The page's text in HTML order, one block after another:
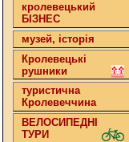
кролевецький
БІЗНЕС
музей, історія
Кролевецькі
рушники
туристична
Кролевеччина
ВЕЛОСИПЕДНІ
ТУРИ